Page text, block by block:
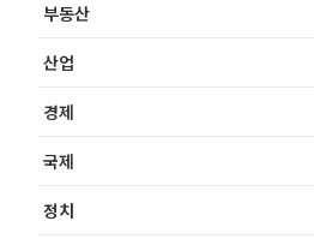
부동산
산업
경제
국제
정치